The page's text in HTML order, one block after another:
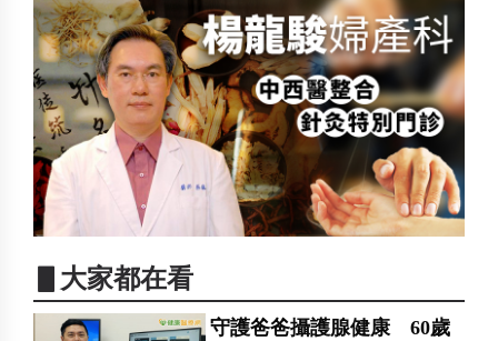
▋大家都在看
守護爸爸攝護腺健康 60歲